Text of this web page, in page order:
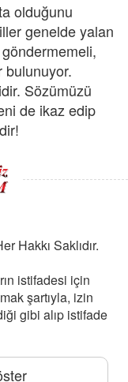
olduğunu
genelde yalan
bulunuyor.
Sözümüzü
de ikaz edip
Hakkı Saklıdır.
istifadesi için
şartıyla, izin
gibi alıp istifade